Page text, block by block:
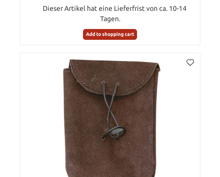
Dieser Artikel hat eine Lieferfrist von ca. 10-14
Tagen.
Add to shopping cart